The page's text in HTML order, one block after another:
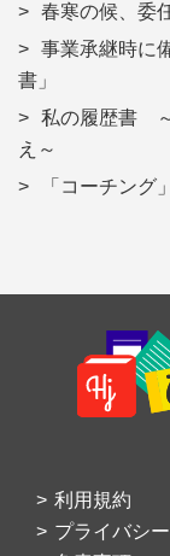
春寒の候、委
事業承継時に
書」
私の履歴書
え～
「コーチング
Footer
利用規約
プライバシ